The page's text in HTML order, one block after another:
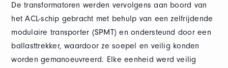
De transformatoren werden vervolgens aan boord van
het ACL-schip gebracht met behulp van een zelfrijdende
modulaire transporter (SPMT) en ondersteund door een
ballasttrekker, waardoor ze soepel en veilig konden
worden gemanoeuvreerd. Elke eenheid werd veilig